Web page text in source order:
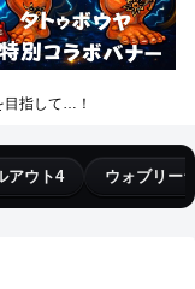
目指して…！
アウト4 ウォブリー